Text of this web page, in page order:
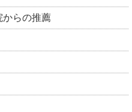
からの推薦